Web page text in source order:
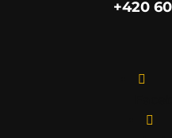
+420

